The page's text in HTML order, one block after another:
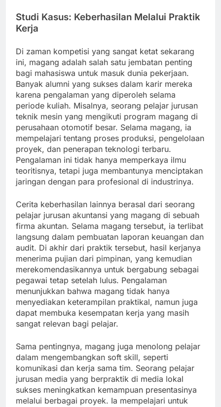
Studi Kasus: Keberhasilan Melalui Praktik
Kerja
Di zaman kompetisi yang sangat ketat sekarang
ini, magang adalah salah satu jembatan penting
bagi mahasiswa untuk masuk dunia pekerjaan.
Banyak alumni yang sukses dalam karir mereka
karena pengalaman yang diperoleh selama
periode kuliah. Misalnya, seorang pelajar jurusan
teknik mesin yang mengikuti program magang di
perusahaan otomotif besar. Selama magang, ia
mempelajari tentang proses produksi, pengelolaan
proyek, dan penerapan teknologi terbaru.
Pengalaman ini tidak hanya memperkaya ilmu
teoritisnya, tetapi juga membantunya menciptakan
jaringan dengan para profesional di industrinya.
Cerita keberhasilan lainnya berasal dari seorang
pelajar jurusan akuntansi yang magang di sebuah
firma akuntan. Selama magang tersebut, ia terlibat
langsung dalam pembuatan laporan keuangan dan
audit. Di akhir dari praktik tersebut, hasil kerjanya
menerima pujian dari pimpinan, yang kemudian
merekomendasikannya untuk bergabung sebagai
pegawai tetap setelah lulus. Pengalaman
menunjukkan bahwa magang tidak hanya
menyediakan keterampilan praktikal, namun juga
dapat membuka kesempatan kerja yang masih
sangat relevan bagi pelajar.
Sama pentingnya, magang juga menolong pelajar
dalam mengembangkan soft skill, seperti
komunikasi dan kerja sama tim. Seorang pelajar
jurusan media yang berpraktik di media lokal
sukses meningkatkan kemampuan presentasinya
melalui berbagai proyek. Ia mempelajari untuk